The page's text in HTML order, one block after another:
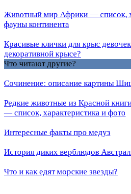
Животный мир Африки — список,
фауны континента
Красивые клички для крыс
декоративной крысе?
Что читают другие?
Сочинение: описание картины
Редкие животные из Красной
— список, характеристика и фото
Интересные факты про медуз
История диких верблюдов
Что и как едят морские звезды?